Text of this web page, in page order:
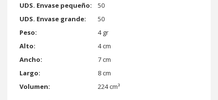
UDS. Envase pequeño:
50
UDS. Envase grande:
50
Peso:
4 gr
Alto:
4 cm
Ancho:
7 cm
Largo:
8 cm
Volumen:
224 cm³